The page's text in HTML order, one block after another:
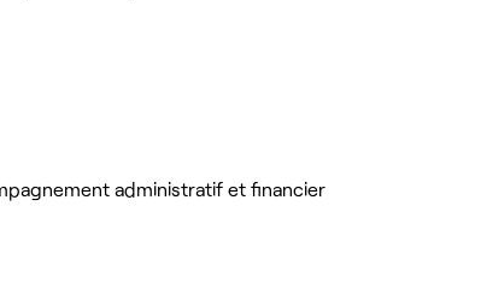
administratif et financier